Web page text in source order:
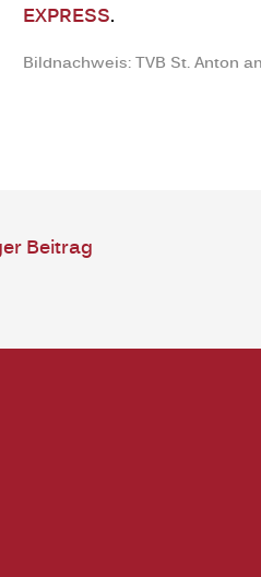
EXPRESS.
Bildnachweis:TVB St. Anton
Beitrag